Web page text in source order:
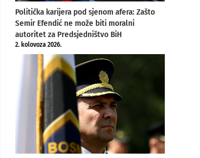
Politička karijera pod sjenom afera: Zašto
Semir Efendić ne može biti moralni
autoritet za Predsjedništvo BiH
2. kolovoza 2026.